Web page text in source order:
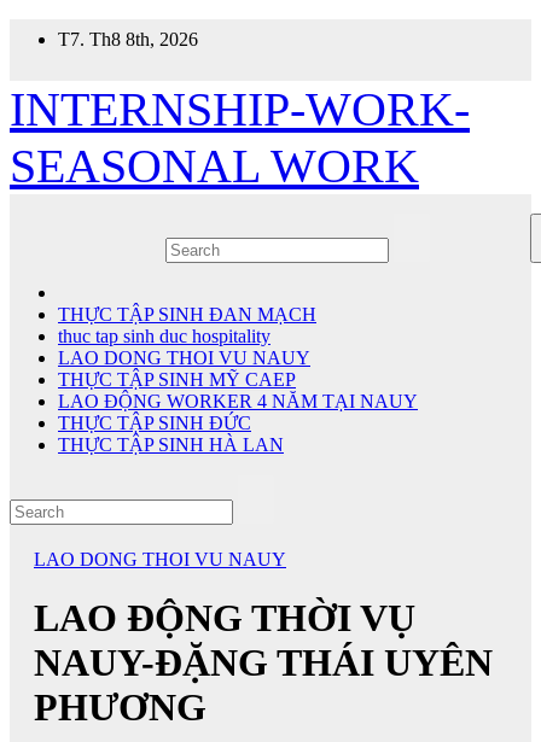
T7. Th8 8th, 2026
INTERNSHIP-WORK-
SEASONAL WORK
THỰC TẬP SINH ĐAN MẠCH
thuc tap sinh duc hospitality
LAO DONG THOI VU NAUY
THỰC TẬP SINH MỸ CAEP
LAO ĐỘNG WORKER 4 NĂM TẠI NAUY
THỰC TẬP SINH ĐỨC
THỰC TẬP SINH HÀ LAN
LAO DONG THOI VU NAUY
LAO ĐỘNG THỜI VỤ
NAUY-ĐẶNG THÁI UYÊN
PHƯƠNG